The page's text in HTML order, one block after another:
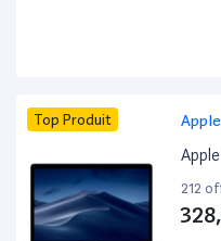
Top Produit Apple
212